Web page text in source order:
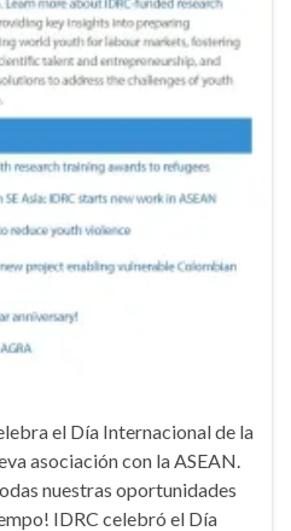
el Día Internacional de la
asociación con la ASEAN.
nuestras oportunidades
IDRC celebró el Día